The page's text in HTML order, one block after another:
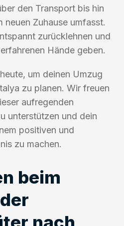
den Transport bis hin
neuen Zuhause umfasst.
zurücklehnen und
Hände geben.
um deinen Umzug
zu planen. Wir freuen
aufregenden
unterstützen und dein
positiven und
zu machen.
beim